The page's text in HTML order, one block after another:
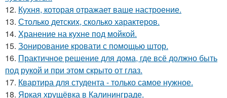
12. Кухня, которая отражает ваше настроение.
13. Столько детских, сколько характеров.
14. Хранение на кухне под мойкой.
15. Зонирование кровати с помощью штор.
16. Практичное решение для дома, где всё должно быть
под рукой и при этом скрыто от глаз.
17. Квартира для студента - только самое нужное.
18. Яркая хрущёвка в Калининграде.